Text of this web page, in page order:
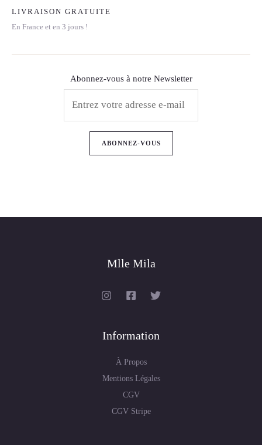
LIVRAISON GRATUITE
En France et en 3 jours !
Abonnez-vous à notre Newsletter
Mlle Mila
Information
À Propos
Mentions Légales
CGV
CGV Stripe